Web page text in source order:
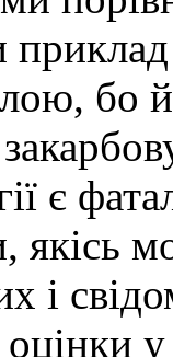
бо
є
якісь
і
у